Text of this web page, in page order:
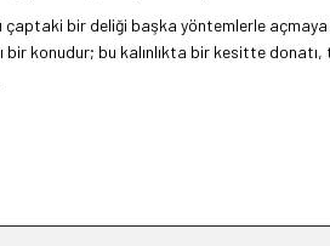
bir deliği başka yöntemlerle
bir konudur; bu kalınlıkta bir kesitte